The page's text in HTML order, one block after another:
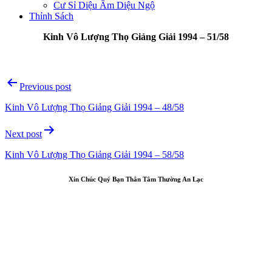
Cư Sỉ Diệu Âm Diệu Ngộ
Thỉnh Sách
Kinh Vô Lượng Thọ Giảng Giải 1994 – 51/58
Post
navigation
Previous post
Kinh Vô Lượng Thọ Giảng Giải 1994 – 48/58
Next post
Kinh Vô Lượng Thọ Giảng Giải 1994 – 58/58
Xin Chúc Quý Bạn Thân Tâm Thường An Lạc